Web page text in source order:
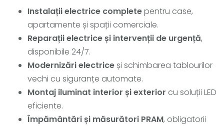
Instalații electrice completepentru case,
apartamente și spații comerciale.
Reparații electrice și intervenții de urgență,
disponibile 24/7.
Modernizări electrice și schimbarea tablourilor
vechi cu siguranțe automate.
Montaj iluminat interior și exterior cu soluții LED
eficiente.
Împământări și măsurători PRAM, obligatorii